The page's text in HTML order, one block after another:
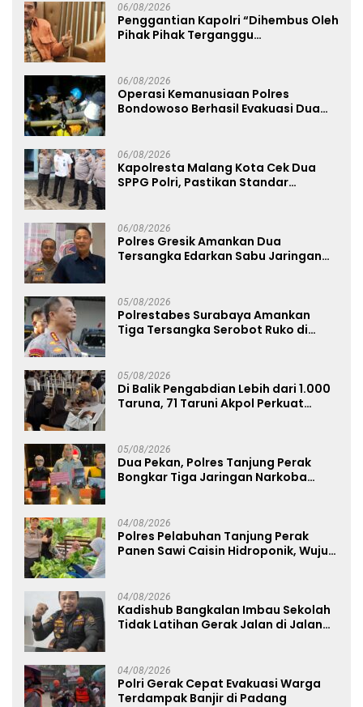
06/08/2026
Penggantian Kapolri “Dihembus Oleh
Pihak Pihak Terganggu
06/08/2026
Operasi Kemanusiaan Polres
Bondowoso Berhasil Evakuasi Dua
06/08/2026
Kapolresta Malang Kota Cek Dua
SPPG Polri, Pastikan Standar
06/08/2026
Polres Gresik Amankan Dua
Tersangka Edarkan Sabu Jaringan
05/08/2026
Polrestabes Surabaya Amankan
Tiga Tersangka Serobot Ruko di
05/08/2026
Di Balik Pengabdian Lebih dari 1.000
Taruna, 71 Taruni Akpol Perkuat
05/08/2026
Dua Pekan, Polres Tanjung Perak
Bongkar Tiga Jaringan Narkoba
04/08/2026
Polres Pelabuhan Tanjung Perak
Panen Sawi Caisin Hidroponik, Wujud
04/08/2026
Kadishub Bangkalan Imbau Sekolah
Tidak Latihan Gerak Jalan di Jalan
04/08/2026
Polri Gerak Cepat Evakuasi Warga
Terdampak Banjir di Padang